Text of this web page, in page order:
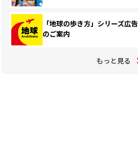
「地球の歩き方」シリーズ広告
のご案内
もっと見る